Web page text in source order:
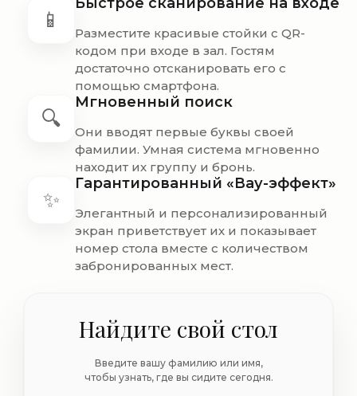
📱
Разместите красивые стойки с QR-
кодом при входе в зал. Гостям
достаточно отсканировать его с
помощью смартфона.
🔍
Мгновенный поиск
Они вводят первые буквы своей
фамилии. Умная система мгновенно
находит их группу и бронь.
✨
Гарантированный «Вау-эффект»
Элегантный и персонализированный
экран приветствует их и показывает
номер стола вместе с количеством
забронированных мест.
Найдите свой стол
Введите вашу фамилию или имя,
чтобы узнать, где вы сидите сегодня.